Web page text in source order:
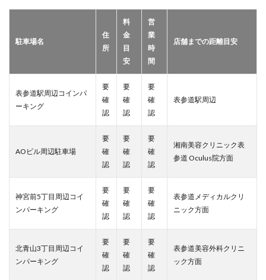
駐車場名
住
所
料
金
目
安
営
業
時
間
店舗までの距離目安
表参道駅周辺コインパ
ーキング
要
確
認
要
確
認
要
確
認
表参道駅周辺
AOビル周辺駐車場
要
確
認
要
確
認
要
確
認
湘南美容クリニック表
参道 Oculus院方面
神宮前5丁目周辺コイ
ンパーキング
要
確
認
要
確
認
要
確
認
表参道メディカルクリ
ニック方面
北青山3丁目周辺コイ
ンパーキング
要
確
認
要
確
認
要
確
認
表参道美容外科クリニ
ック方面